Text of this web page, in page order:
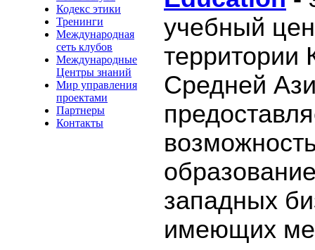
Кодекс этики
Тренинги
Международная
сеть клубов
Международные
Центры знаний
Мир управления
проектами
Партнеры
Контакты
учебный
территории
Средней
западных
имеющих